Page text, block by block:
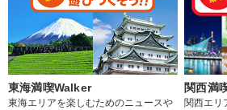
東海満喫Walker
東海エリアを楽しむためのニュースや
関西満
関西エリ